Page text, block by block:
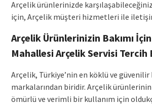
Arçelik ürünlerinizde
için, Arçelik müşteri hizmetleri ile
Arçelik Ürünlerinizin Bakımı
Mahallesi Arçelik Servisi Tercih
Arçelik, Türkiye’nin en köklü ve güvenilir
markalarından biridir. Arçelik ürünlerinin
ömürlü ve verimli bir kullanım için